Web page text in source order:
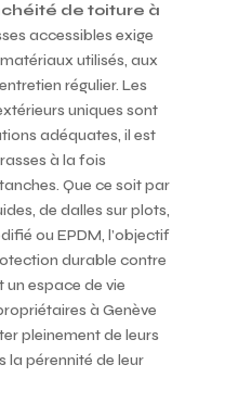
de toiture à
accessibles exige
utilisés, aux
régulier. Les
uniques sont
adéquates, il est
à la fois
Que ce soit par
de dalles sur plots,
ou EPDM, l’objectif
durable contre
espace de vie
à Genève
pleinement de leurs
la pérennité de leur